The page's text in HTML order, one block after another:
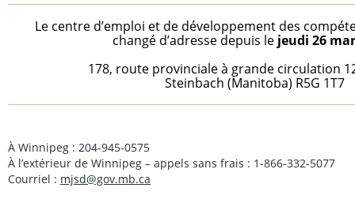
Le centre d’emploi et de développement des
changé d’adresse depuis le jeudi 26
178, route provinciale à grande circulation
Steinbach (Manitoba) R5G 1T7
À Winnipeg : 204-945-0575
À l’extérieur de Winnipeg – appels sans frais : 1-866-332-5077
Courriel : mjsd@gov.mb.ca